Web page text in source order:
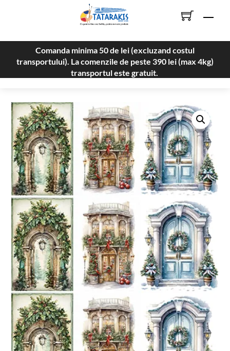
Comanda minima 50 de lei (excluzand costul
transportului). La comenzile de peste 390 lei (max 4kg)
transportul este gratuit.